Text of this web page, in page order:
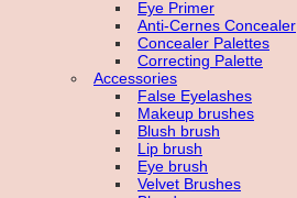
Eye Primer
Anti-Cernes Concealer
Concealer Palettes
Correcting Palette
Accessories
False Eyelashes
Makeup brushes
Blush brush
Lip brush
Eye brush
Velvet Brushes